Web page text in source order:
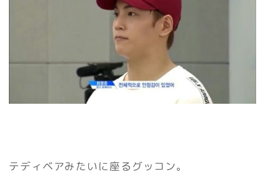
テディベアみたいに座るグッコン。